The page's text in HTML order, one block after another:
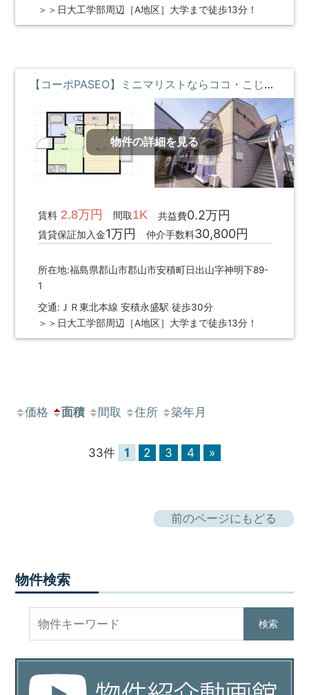
＞＞日大工学部周辺［A地区］大学まで徒歩13分！
【コーポPASEO】ミニマリストならココ・こじんまりと暮らしたい・コンビニ近くて便利 **即入居募集中**
物件の詳細を見る
賃料2.8万円 間取1K 共益費0.2万円
賃貸保証加入金1万円 仲介手数料30,800円
所在地:福島県郡山市郡山市安積町日出山字神明下89-
1
交通:ＪＲ東北本線 安積永盛駅 徒歩30分
＞＞日大工学部周辺［A地区］大学まで徒歩13分！
価格 面積 間取 住所 築年月
33件 1 2 3 4 »
前のページにもどる
物件検索